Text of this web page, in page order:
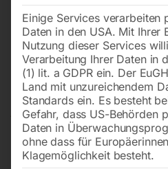
Einige Services verarbeiten
Daten in den USA. Mit Ihrer
Nutzung dieser Services
Verarbeitung Ihrer Daten in
(1) lit. a GDPR ein. Der
Land mit unzureichendem
Standards ein. Es besteht
Gefahr, dass US-Behörden
Daten in
ohne dass für
Klagemöglichkeit besteht.